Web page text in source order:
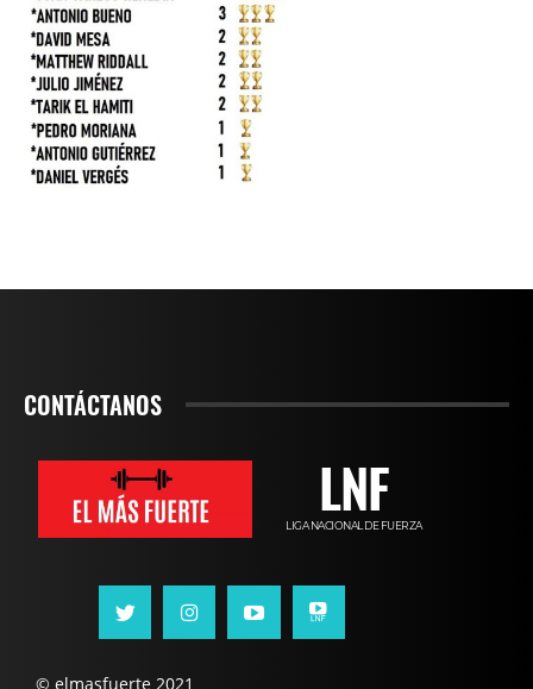
CONTÁCTANOS
LNF
LIGA NACIONAL DE FUERZA
© elmasfuerte 2021